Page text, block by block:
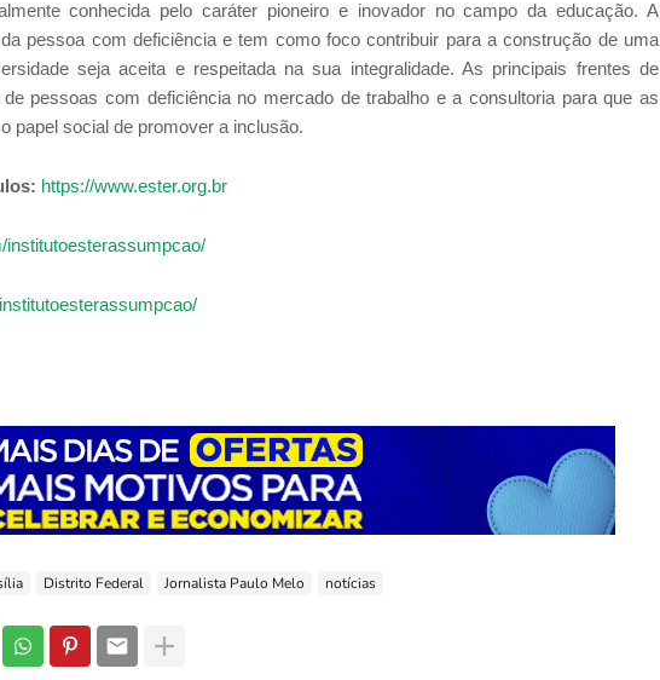
conhecida pelo caráter pioneiro e inovador no campo da educação. A
pessoa com deficiência e tem como foco contribuir para a construção de uma
seja aceita e respeitada na sua integralidade. As principais frentes de
pessoas com deficiência no mercado de trabalho e a consultoria para que as
papel social de promover a inclusão.
https://www.ester.org.br
institutoesterassumpcao/
Distrito Federal Jornalista Paulo Melo notícias